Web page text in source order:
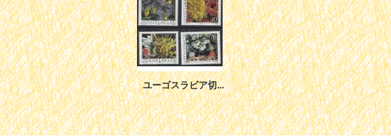
ユーゴスラビア切手 1985年 海藻 サンゴ 藻類 4種